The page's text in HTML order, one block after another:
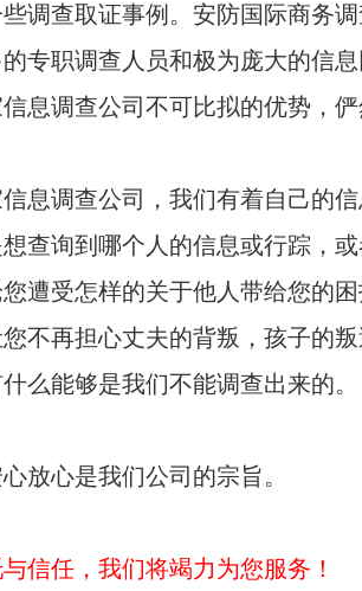
调查取证事例。安防国际商务
专职调查人员和极为庞大的信
息调查公司不可比拟的优势，
息调查公司，我们有着自己的
查询到哪个人的信息或行踪，
遭受怎样的关于他人带给您的
不再担心丈夫的背叛，孩子的
么能够是我们不能调查出来的。
放心是我们公司的宗旨。
信任，我们将竭力为您服务！